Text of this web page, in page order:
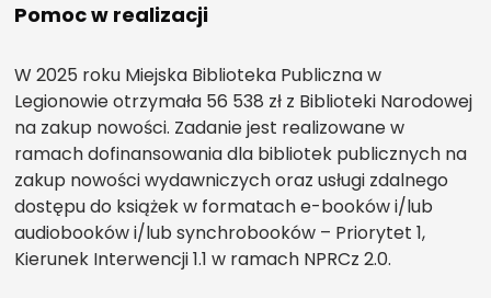
Pomoc w realizacji
W 2025 roku Miejska Biblioteka Publiczna w
Legionowie otrzymała 56 538 zł z Biblioteki Narodowej
na zakup nowości. Zadanie jest realizowane w
ramach dofinansowania dla bibliotek publicznych na
zakup nowości wydawniczych oraz usługi zdalnego
dostępu do książek w formatach e-booków i/lub
audiobooków i/lub synchrobooków – Priorytet 1,
Kierunek Interwencji 1.1 w ramach NPRCz 2.0.